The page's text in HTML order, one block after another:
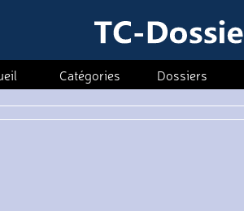
Catégories Dossiers